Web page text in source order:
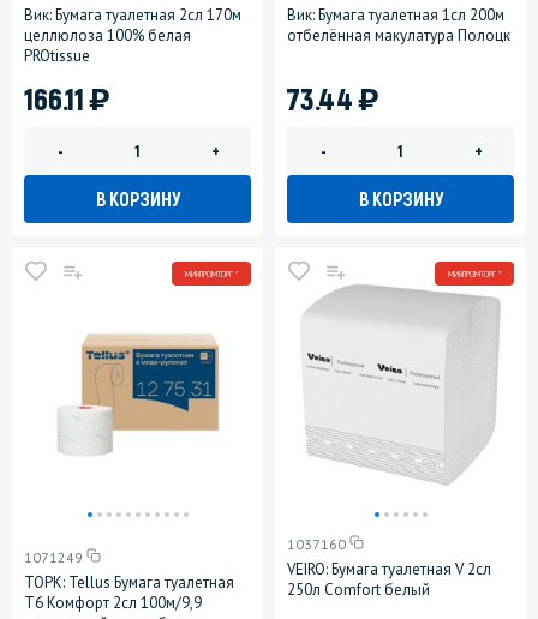
Вик: Бумага туалетная 2сл 170м
целлюлоза 100% белая
PROtissue
166.11)
- +
В КОРЗИНУ
Вик: Бумага туалетная 1сл 200м
отбелённая макулатура Полоцк
73.44)
- +
В КОРЗИНУ
МИНПРОМТОРГ *
1071249
ТОРК: Tellus Бумага туалетная
T6 Комфорт 2сл 100м/9,9
МИНПРОМТОРГ *
1037160
VEIRO: Бумага туалетная V 2сл
250л Comfort белый